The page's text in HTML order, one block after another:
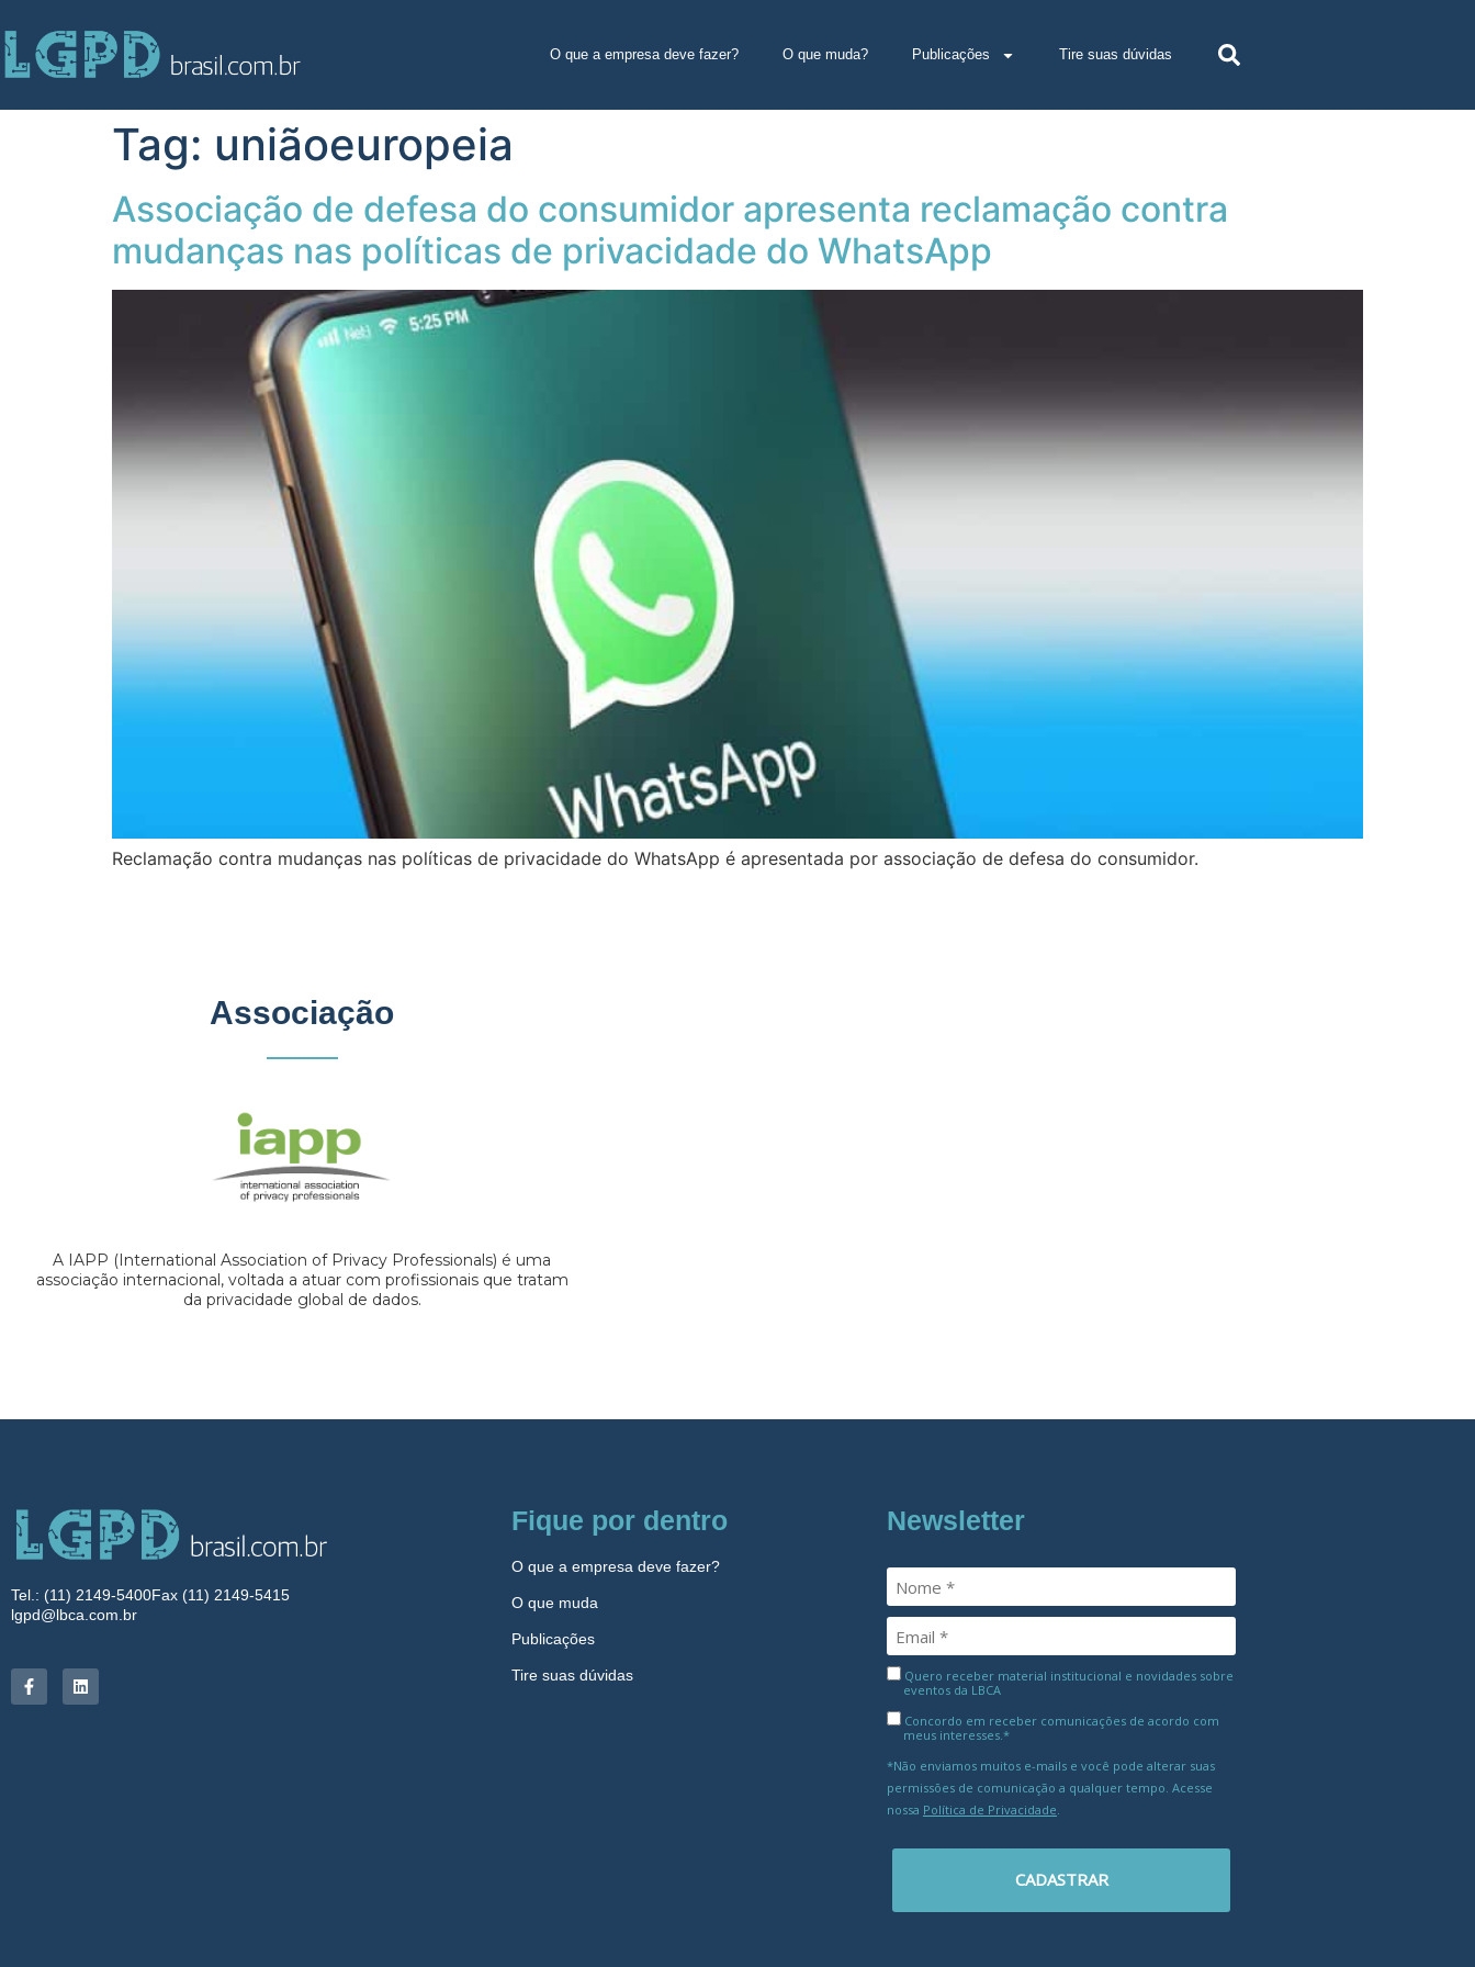
O que a empresa deve fazer? O que muda? Publicações Tire suas dúvidas
Tag: uniãoeuropeia
Associação de defesa do consumidor apresenta reclamação contra
mudanças nas políticas de privacidade do WhatsApp
Reclamação contra mudanças nas políticas de privacidade do WhatsApp é apresentada por associação de defesa do consumidor.
Associação
A IAPP (International Association of Privacy Professionals) é uma
associação internacional, voltada a atuar com profissionais que tratam
da privacidade global de dados.
Tel.: (11) 2149-5400Fax (11) 2149-5415
lgpd@lbca.com.br
Fique por dentro
O que a empresa deve fazer?
O que muda
Publicações
Tire suas dúvidas
Newsletter
Quero receber material institucional e novidades sobre
eventos da LBCA
Concordo em receber comunicações de acordo com
meus interesses.*
*Não enviamos muitos e-mails e você pode alterar suas
permissões de comunicação a qualquer tempo. Acesse
nossa Política de Privacidade
CADASTRAR